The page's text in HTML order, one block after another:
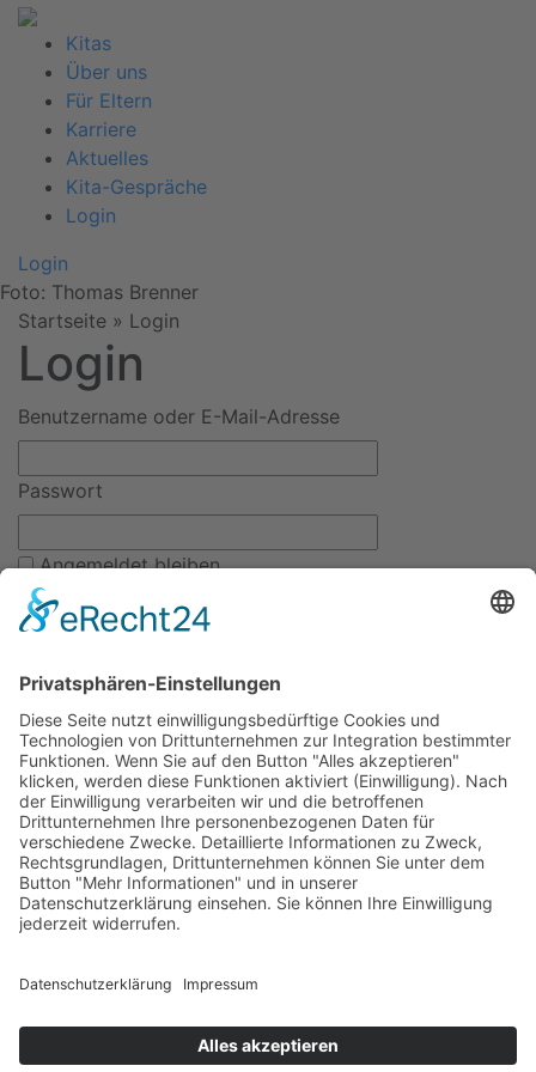
Kitas
Über uns
Für Eltern
Karriere
Aktuelles
Kita-Gespräche
Login
Login
Foto: Thomas Brenner
Startseite » Login
Login
Benutzername oder E-Mail-Adresse
Passwort
Angemeldet bleiben
Haben Sie Ihr Passwort vergessen?
Kitas
Übersicht
Über uns
Struktur
Team
Suche nach neuen Fachkräften
Für Eltern
Kita-Gespräche
Ausbildung